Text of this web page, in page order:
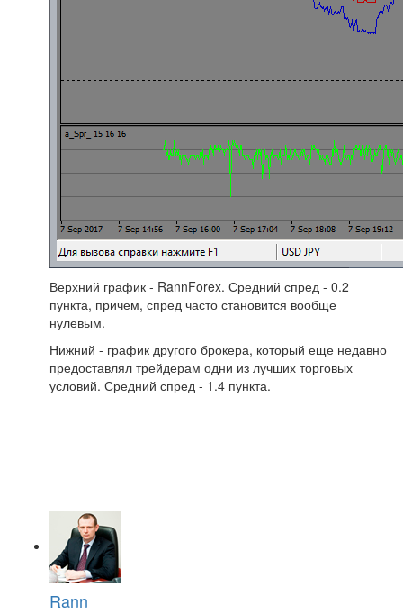
Верхний график - RannForex. Средний спред - 0.2
пункта, причем, спред часто становится вообще
нулевым.
Нижний - график другого брокера, который еще недавно
предоставлял трейдерам одни из лучших торговых
условий. Средний спред - 1.4 пункта.
Rann